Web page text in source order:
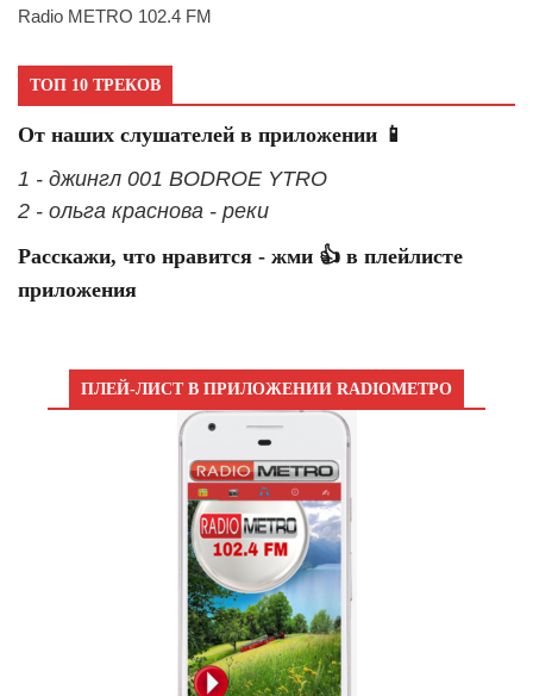
Radio METRO 102.4 FM
ТОП 10 ТРЕКОВ
От наших слушателей в приложении 📱
1 - джингл 001 BODROE YTRO
2 - ольга краснова - реки
Расскажи, что нравится - жми 👍 в плейлисте
приложения
ПЛЕЙ-ЛИСТ В ПРИЛОЖЕНИИ RADIOМЕТРО